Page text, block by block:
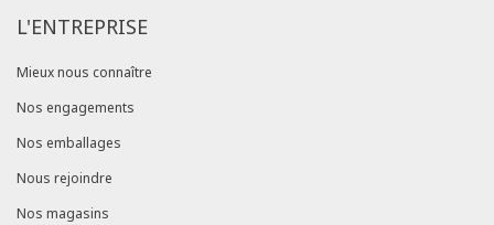
L'ENTREPRISE
Mieux nous connaître
Nos engagements
Nos emballages
Nous rejoindre
Nos magasins